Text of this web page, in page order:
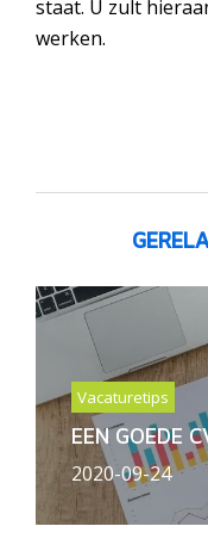
staat. U zult
werken.
Vacaturetips
EEN GOEDE
2020-09-24